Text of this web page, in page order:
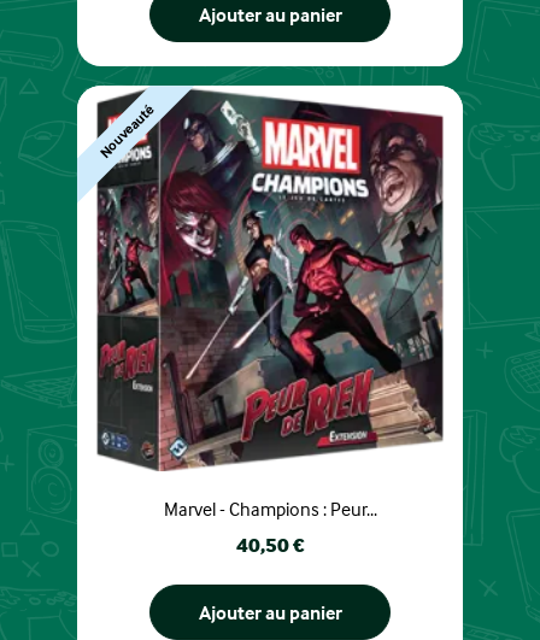
Ajouter au panier
Marvel - Champions : Peur...
Prix
40,50 €
Ajouter au panier
Nouveauté